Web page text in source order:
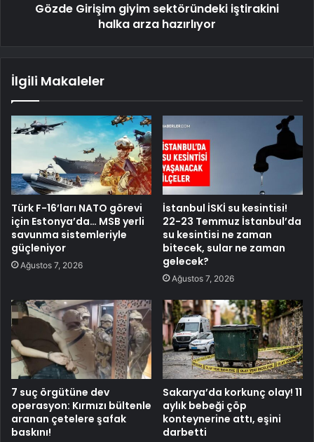
Gözde Girişim giyim sektöründeki iştirakini
halka arza hazırlıyor
İlgili Makaleler
Türk F-16’ları NATO görevi
için Estonya’da… MSB yerli
savunma sistemleriyle
güçleniyor
Ağustos 7, 2026
İstanbul İSKİ su kesintisi!
22-23 Temmuz İstanbul’da
su kesintisi ne zaman
bitecek, sular ne zaman
gelecek?
Ağustos 7, 2026
7 suç örgütüne dev
operasyon: Kırmızı bültenle
aranan çetelere şafak
baskını!
Sakarya’da korkunç olay! 11
aylık bebeği çöp
konteynerine attı, eşini
darbetti